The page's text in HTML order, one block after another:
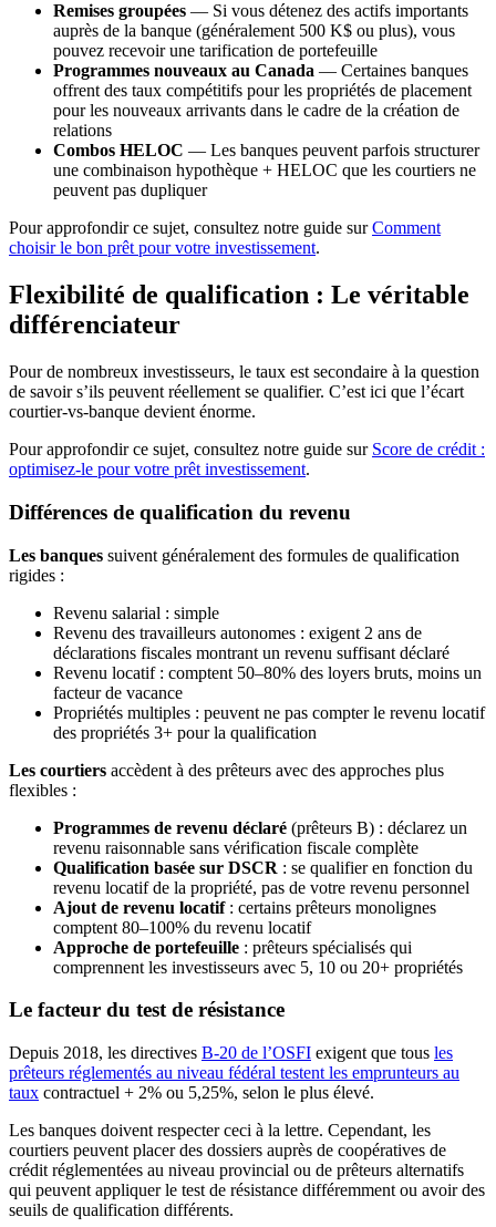
Remises groupées — Si vous détenez des actifs importants
auprès de la banque (généralement 500 K$ ou plus), vous
pouvez recevoir une tarification de portefeuille
Programmes nouveaux au Canada — Certaines banques
offrent des taux compétitifs pour les propriétés de placement
pour les nouveaux arrivants dans le cadre de la création de
relations
Combos HELOC — Les banques peuvent parfois structurer
une combinaison hypothèque + HELOC que les courtiers ne
peuvent pas dupliquer
Pour approfondir ce sujet, consultez notre guide surComment
choisir le bon prêt pour votre investissement.
Flexibilité de qualification : Le véritable
différenciateur
Pour de nombreux investisseurs, le taux est secondaire à la question
de savoir s’ils peuvent réellement se qualifier. C’est ici que l’écart
courtier-vs-banque devient énorme.
Pour approfondir ce sujet, consultez notre guide sur Score de crédit :
optimisez-le pour votre prêt investissement.
Différences de qualification du revenu
Les banques suivent généralement des formules de qualification
rigides :
Revenu salarial : simple
Revenu des travailleurs autonomes : exigent 2 ans de
déclarations fiscales montrant un revenu suffisant déclaré
Revenu locatif : comptent 50–80% des loyers bruts, moins un
facteur de vacance
Propriétés multiples : peuvent ne pas compter le revenu locatif
des propriétés 3+ pour la qualification
Les courtiers accèdent à des prêteurs avec des approches plus
flexibles :
Programmes de revenu déclaré (prêteurs B) : déclarez un
revenu raisonnable sans vérification fiscale complète
Qualification basée sur DSCR : se qualifier en fonction du
revenu locatif de la propriété, pas de votre revenu personnel
Ajout de revenu locatif: certains prêteurs monolignes
comptent 80–100% du revenu locatif
Approche de portefeuille : prêteurs spécialisés qui
comprennent les investisseurs avec 5, 10 ou 20+ propriétés
Le facteur du test de résistance
Depuis 2018, les directives B-20 de l’OSFI exigent que tous les
prêteurs réglementés au niveau fédéral testent les emprunteurs au
taux contractuel + 2% ou 5,25%, selon le plus élevé.
Les banques doivent respecter ceci à la lettre. Cependant, les
courtiers peuvent placer des dossiers auprès de coopératives de
crédit réglementées au niveau provincial ou de prêteurs alternatifs
qui peuvent appliquer le test de résistance différemment ou avoir des
seuils de qualification différents.